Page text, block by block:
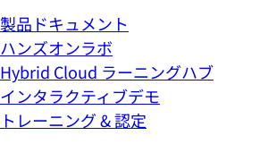
製品ドキュメント
ハンズオンラボ
Hybrid Cloud ラーニングハブ
インタラクティブデモ
トレーニング & 認定